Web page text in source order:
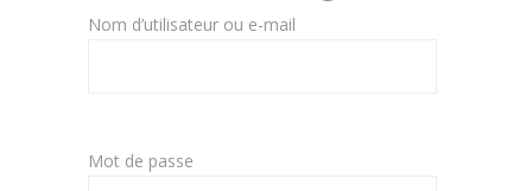
Nom d’utilisateur ou e-mail
Mot de passe